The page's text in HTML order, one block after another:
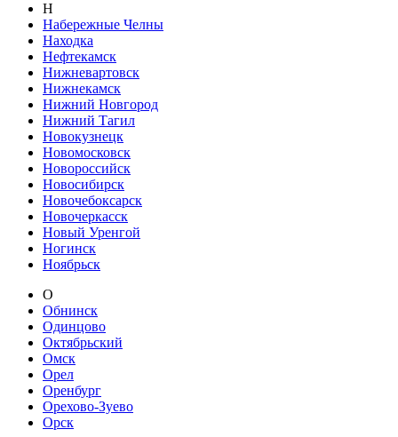
Н
Набережные Челны
Находка
Нефтекамск
Нижневартовск
Нижнекамск
Нижний Новгород
Нижний Тагил
Новокузнецк
Новомосковск
Новороссийск
Новосибирск
Новочебоксарск
Новочеркасск
Новый Уренгой
Ногинск
Ноябрьск
О
Обнинск
Одинцово
Октябрьский
Омск
Орел
Оренбург
Орехово-Зуево
Орск